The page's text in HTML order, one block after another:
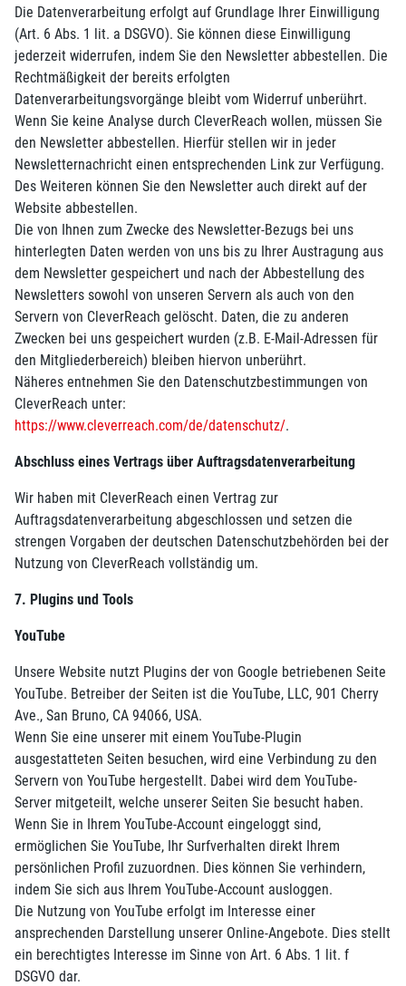
Die Datenverarbeitung erfolgt auf Grundlage Ihrer Einwilligung
(Art. 6 Abs. 1 lit. a DSGVO). Sie können diese Einwilligung
jederzeit widerrufen, indem Sie den Newsletter abbestellen. Die
Rechtmäßigkeit der bereits erfolgten
Datenverarbeitungsvorgänge bleibt vom Widerruf unberührt.
Wenn Sie keine Analyse durch CleverReach wollen, müssen Sie
den Newsletter abbestellen. Hierfür stellen wir in jeder
Newsletternachricht einen entsprechenden Link zur Verfügung.
Des Weiteren können Sie den Newsletter auch direkt auf der
Website abbestellen.
Die von Ihnen zum Zwecke des Newsletter-Bezugs bei uns
hinterlegten Daten werden von uns bis zu Ihrer Austragung aus
dem Newsletter gespeichert und nach der Abbestellung des
Newsletters sowohl von unseren Servern als auch von den
Servern von CleverReach gelöscht. Daten, die zu anderen
Zwecken bei uns gespeichert wurden (z.B. E-Mail-Adressen für
den Mitgliederbereich) bleiben hiervon unberührt.
Näheres entnehmen Sie den Datenschutzbestimmungen von
CleverReach unter:
https://www.cleverreach.com/de/datenschutz/.
Abschluss eines Vertrags über Auftragsdatenverarbeitung
Wir haben mit CleverReach einen Vertrag zur
Auftragsdatenverarbeitung abgeschlossen und setzen die
strengen Vorgaben der deutschen Datenschutzbehörden bei der
Nutzung von CleverReach vollständig um.
7. Plugins und Tools
YouTube
Unsere Website nutzt Plugins der von Google betriebenen Seite
YouTube. Betreiber der Seiten ist die YouTube, LLC, 901 Cherry
Ave., San Bruno, CA 94066, USA.
Wenn Sie eine unserer mit einem YouTube-Plugin
ausgestatteten Seiten besuchen, wird eine Verbindung zu den
Servern von YouTube hergestellt. Dabei wird dem YouTube-
Server mitgeteilt, welche unserer Seiten Sie besucht haben.
Wenn Sie in Ihrem YouTube-Account eingeloggt sind,
ermöglichen Sie YouTube, Ihr Surfverhalten direkt Ihrem
persönlichen Profil zuzuordnen. Dies können Sie verhindern,
indem Sie sich aus Ihrem YouTube-Account ausloggen.
Die Nutzung von YouTube erfolgt im Interesse einer
ansprechenden Darstellung unserer Online-Angebote. Dies stellt
ein berechtigtes Interesse im Sinne von Art. 6 Abs. 1 lit. f
DSGVO dar.